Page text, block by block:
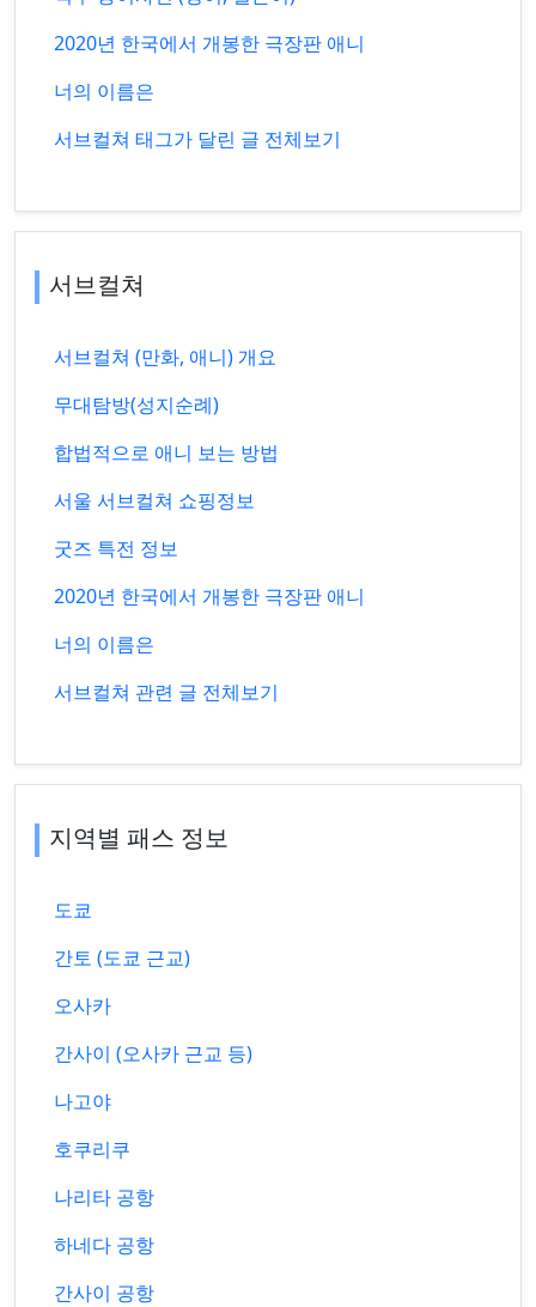
2020년 한국에서 개봉한 극장판 애니
너의 이름은
서브컬쳐 태그가 달린 글 전체보기
서브컬쳐
서브컬쳐 (만화, 애니) 개요
무대탐방(성지순례)
합법적으로 애니 보는 방법
서울 서브컬쳐 쇼핑정보
굿즈 특전 정보
2020년 한국에서 개봉한 극장판 애니
너의 이름은
서브컬쳐 관련 글 전체보기
지역별 패스 정보
도쿄
간토 (도쿄 근교)
오사카
간사이 (오사카 근교 등)
나고야
호쿠리쿠
나리타 공항
하네다 공항
간사이 공항